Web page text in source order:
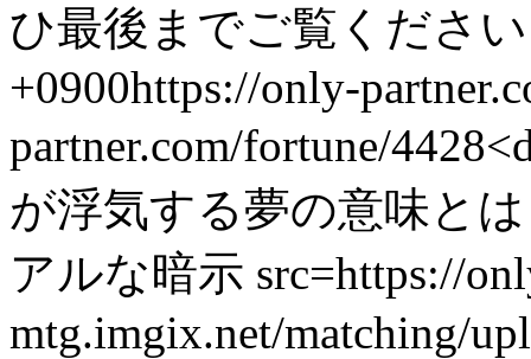
ひ最後までご覧くださ
+0900https://only-
partner.com/fortune/4428
が浮気する夢の意味と
アルな暗示 src=https://
mtg.imgix.net/matching/